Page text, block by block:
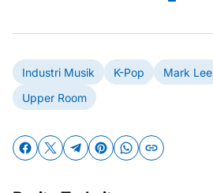
Industri Musik K-Pop Mark Lee
Upper Room